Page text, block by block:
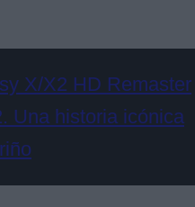
X/X2 HD Remaster
Una historia icónica